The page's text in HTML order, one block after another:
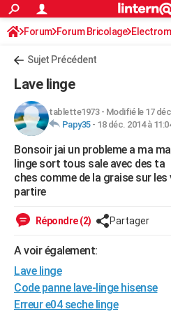
ACTUALITÉS
Politique
Société
Faits Divers
Education
Monde
Villes
+
FINANCE
Retraite
Impôts
Epargne
Immobilier
Risques naturels par ville
Banque
Assurance
Crédit
AUTO
Essais
Réserver un essai
Citadines
Berlines
SUV
Forum auto
+HIGH-TECH
Mobiles
Meilleur smartphone
Internet
Ordinateurs
Jeux vidéo
Guide high-tech
+BRICOLAGE
Forum
Aménagement intérieur
Extérieur
Cuisine
Salle de bains
Jardinage
Rangement
WEEK-END
LIFESTYLE
Art de vivre
Bien-être
Loisirs
Mode
Modes de vie
SANTE
Alimentation
Guide de la santé
Maladies
Médicaments
Sommeil
VOYAGE
Forum Forum Bricolage
Sujet Précédent
Lave linge
tablette1973- Modifié le 17
Papy35- 18 déc. 2014 à
Bonsoir jai un probleme a ma
linge sort tous sale avec des ta
ches comme de la graise sur
partire
Répondre (2) Partager
A voir également:
Lave linge
Code panne lave-linge hisense
Erreur e04 seche linge